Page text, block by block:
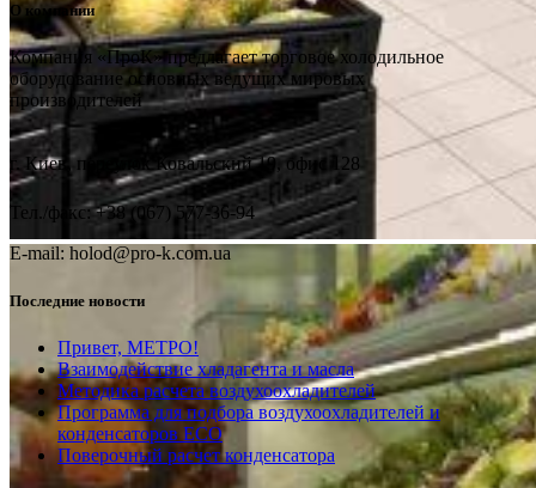
О компании
Компания «ПроК» предлагает торговое холодильное
оборудование основных ведущих мировых
производителей
г. Киев, переулок Ковальский 19, офис 128
Тел./факс: +38 (067) 577-36-94
E-mail: holod@pro-k.com.ua
Последние новости
Привет, МЕТРО!
Взаимодействие хладагента и масла
Методика расчета воздухоохладителей
Программа для подбора воздухоохладителей и
конденсаторов ECO
Поверочный расчет конденсатора